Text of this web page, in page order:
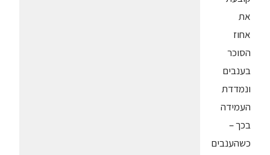
את
אחוז
הסוכר
בענבים
ונמדדת
העמידה
בכך –
כשהענבים